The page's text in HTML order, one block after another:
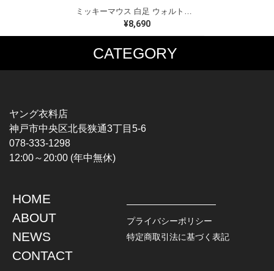
ミッキーマウス 白足 ウォルトディズニーオフィシャル スウェット ホワイト WALT DISNEY WORLD ウォルトディズニーオフィシャル サイズXL相当 古着 CF0995
¥8,690
CATEGORY
MUSIC TEE
HARDCORE / PUNK
PROGLESSIVE ROCK
POPS
SOUL / R&B
T-SHIRTS
CHAMPION
TOPS
L / S SHIRT
S / S SHIRT
HAWAIIAN SHIRT
JACKET
DENIM
LEATHER
ヤング衣料店
神戸市中央区北長狭通3丁目5-6
078-333-1298
12:00～20:00 (年中無休)
HOME
ABOUT
NEWS
CONTACT
プライバシーポリシー
特定商取引法に基づく表記